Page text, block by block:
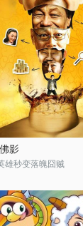
影
雄秒变落魄囧贼